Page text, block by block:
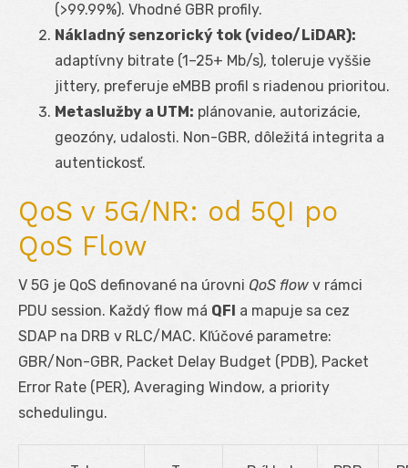
(>99.99%). Vhodné GBR profily.
Nákladný senzorický tok (video/LiDAR):
adaptívny bitrate (1–25+ Mb/s), toleruje vyššie
jittery, preferuje eMBB profil s riadenou prioritou.
Metaslužby a UTM: plánovanie, autorizácie,
geozóny, udalosti. Non-GBR, dôležitá integrita a
autentickosť.
QoS v 5G/NR: od 5QI po
QoS Flow
V 5G je QoS definované na úrovni QoS flow v rámci
PDU session. Každý flow má QFI a mapuje sa cez
SDAP na DRB v RLC/MAC. Kľúčové parametre:
GBR/Non-GBR, Packet Delay Budget (PDB), Packet
Error Rate (PER), Averaging Window, a priority
schedulingu.